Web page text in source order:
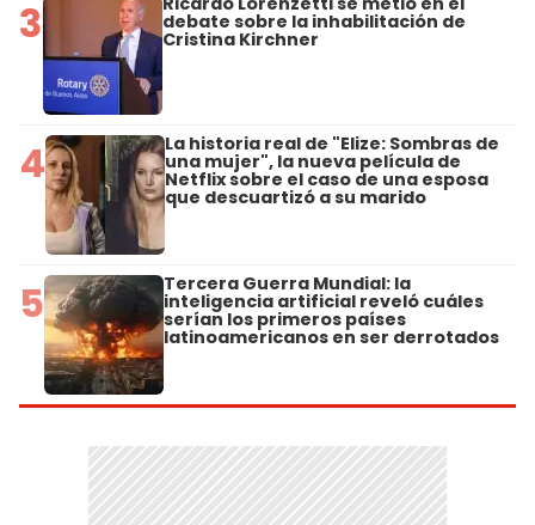
3 debate sobre la inhabilitación de
Cristina Kirchner
4 La historia real de "Elize: Sombras de
una mujer", la nueva película de
Netflix sobre el caso de una esposa
que descuartizó a su marido
5 Tercera Guerra Mundial: la
inteligencia artificial reveló cuáles
serían los primeros países
latinoamericanos en ser derrotados